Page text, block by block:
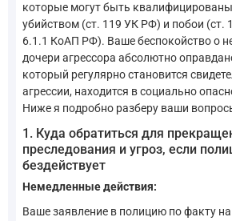
которые могут быть квалифицированы
убийством (ст. 119 УК РФ) и побои (ст.
6.1.1 КоАП РФ). Ваше беспокойство о
дочери агрессора абсолютно
который регулярно становится
агрессии, находится в социально
Ниже я подробно разберу ваши
1. Куда обратиться для
преследования и угроз, если
бездействует
Немедленные действия:
Ваше заявление в полицию по факту